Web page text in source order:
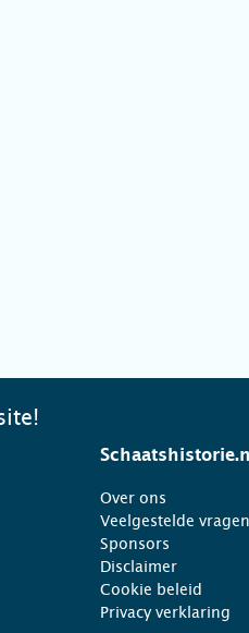
Schaatshistorie.nl
Over ons
Veelgestelde vragen
Sponsors
Disclaimer
Cookie beleid
Privacy verklaring